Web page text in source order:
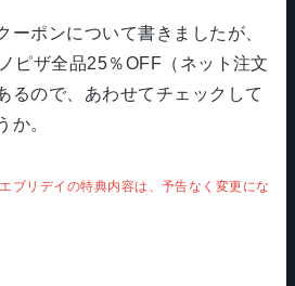
ーポンについて書きましたが、
ピザ全品25％OFF（ネット注文
るので、あわせてチェックして
か。
ブリデイの特典内容は、予告なく変更にな